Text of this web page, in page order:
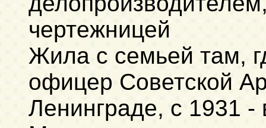
чертежницей
Жила с семьей там,
офицер Советской
Ленинграде, с 1931